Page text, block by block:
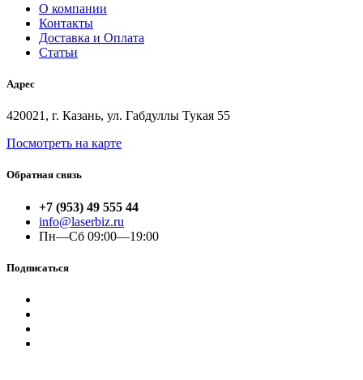
О компании
Контакты
Доставка и Оплата
Статьи
Адрес
420021, г. Казань, ул. Габдуллы Тукая 55
Посмотреть на карте
Обратная связь
+7 (953) 49 555 44
info@laserbiz.ru
Пн—Сб 09:00—19:00
Подписаться